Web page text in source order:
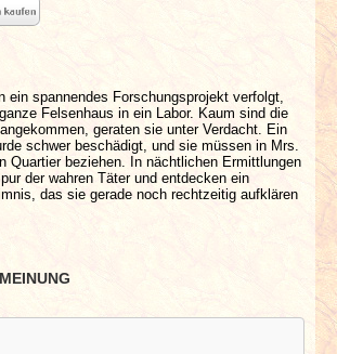
ein spannendes Forschungsprojekt verfolgt,
Felsenhaus in ein Labor. Kaum sind die
geraten sie unter Verdacht. Ein
schwer beschädigt, und sie müssen in Mrs.
Quartier beziehen. In nächtlichen Ermittlungen
der wahren Täter und entdecken ein
das sie gerade noch rechtzeitig aufklären